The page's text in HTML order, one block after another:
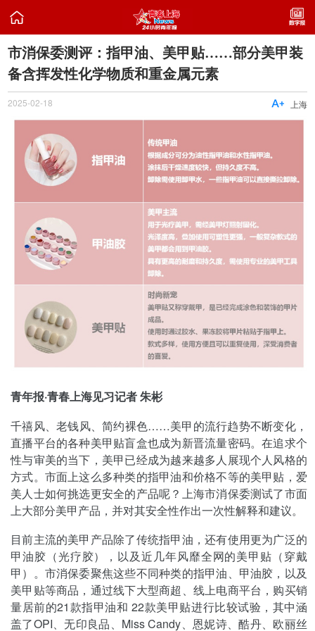

市消保委测评：指甲油、美甲贴……部分美甲装
备含挥发性化学物质和重金属元素
2025-02-18 上海

青年报·青春上海见习记者 朱彬
千禧风、老钱风、简约裸色……美甲的流行趋势不断变化，
直播平台的各种美甲贴盲盒也成为新晋流量密码。在追求个
性与审美的当下，美甲已经成为越来越多人展现个人风格的
方式。市面上这么多种类的指甲油和价格不等的美甲贴，爱
美人士如何挑选更安全的产品呢？上海市消保委测试了市面
上大部分美甲产品，并对其安全性作出一次性解释和建议。
目前主流的美甲产品除了传统指甲油，还有使用更为广泛的
甲油胶（光疗胶），以及近几年风靡全网的美甲贴（穿戴
甲）。市消保委聚焦这些不同种类的指甲油、甲油胶，以及
美甲贴等商品，通过线下大型商超、线上电商平台，购买销
量居前的21款指甲油和 22款美甲贴进行比较试验，其中涵
盖了OPI、无印良品、Miss Candy、恩妮诗、酷丹、欧丽丝